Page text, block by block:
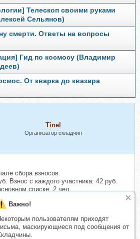
Важно!
пользователям приходят
маскирующиеся под сообщения от
Телескоп своими руками
Сельянов)
смерти. Ответы на вопросы
Гид по космосу (Владимир
От кварка до квазара
Tinel
Организатор складчин
сбора взносов.
Взнос с каждого участника: 42 руб.
списке: 2 чел.
взносов 29 Апрель